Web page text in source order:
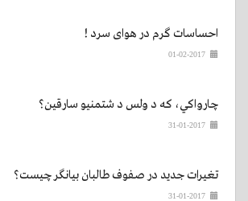
احساسات گرم در هوای سرد !
01-02-2017
چارواکي، که د ولس د شتمنیو سارقین؟
31-01-2017
تغیرات جدید در صفوف طالبان بیانگر چیست؟
31-01-2017